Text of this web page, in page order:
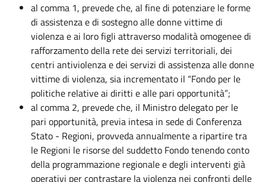
al comma 1, prevede che, al fine di potenziare le forme
di assistenza e di sostegno alle donne vittime di
violenza e ai loro figli attraverso modalità omogenee di
rafforzamento della rete dei servizi territoriali, dei
centri antiviolenza e dei servizi di assistenza alle donne
vittime di violenza, sia incrementato il “Fondo per le
politiche relative ai diritti e alle pari opportunità”;
al comma 2, prevede che, il Ministro delegato per le
pari opportunità, previa intesa in sede di Conferenza
Stato - Regioni, provveda annualmente a ripartire tra
le Regioni le risorse del suddetto Fondo tenendo conto
della programmazione regionale e degli interventi già
operativi per contrastare la violenza nei confronti delle